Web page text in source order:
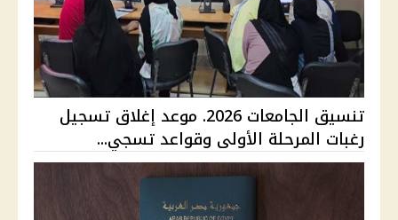
تنسيق الجامعات 2026. موعد إغلاق تسجيل
رغبات المرحلة الأولى وقواعد تسجي...